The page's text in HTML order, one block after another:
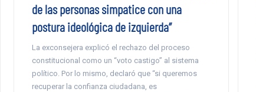
de las personas simpatice con una
postura ideológica de izquierda”
La exconsejera explicó el rechazo del proceso
constitucional como un “voto castigo” al sistema
político. Por lo mismo, declaró que “si queremos
recuperar la confianza ciudadana, es